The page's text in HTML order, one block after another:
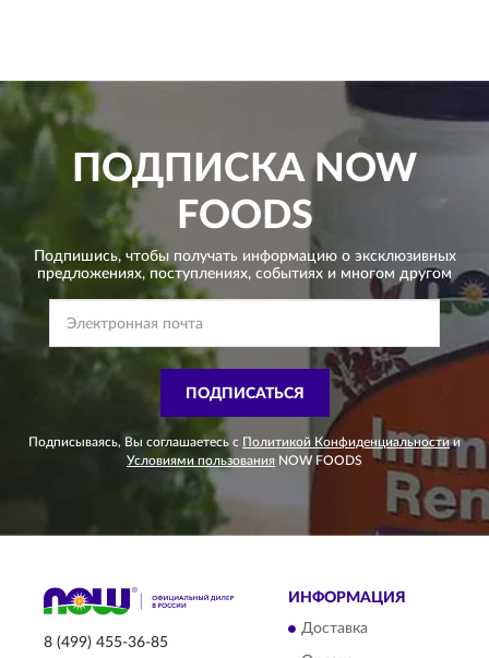
ПОДПИСКАNOW
FOODS
Подпишись, чтобы получать информацию о эксклюзивных
предложениях,поступлениях, событиях и многом другом
ПОДПИСАТЬСЯ
Подписываясь, Вы соглашаетесь с Политикой Конфиденциальности и
Условиями пользования NOW FOODS
8 (499) 455-36-85
ИНФОРМАЦИЯ
Доставка